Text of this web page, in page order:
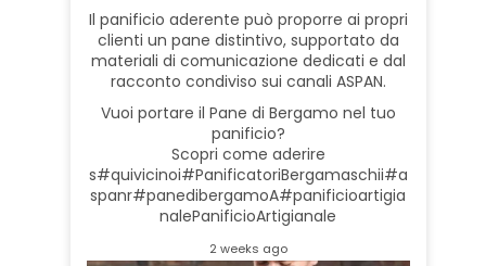
Il panificio aderente può proporre ai propri
clienti un pane distintivo, supportato da
materiali di comunicazione dedicati e dal
racconto condiviso sui canali ASPAN.
Vuoi portare il Pane di Bergamo nel tuo
panificio?
Scopri come aderire
s#quivicinoi#PanificatoriBergamaschii#a
spanr#panedibergamoA#panificioartigia
nalePanificioArtigianale
2 weeks ago